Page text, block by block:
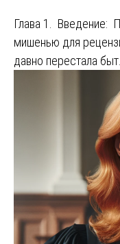
Глава 1. Введение:
мишенью для
давно перестала быт…